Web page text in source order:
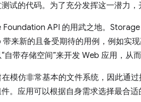
试的代码。为了充分发挥这一潜力
API 的用武之地。
带来新的且备受期待的用例，例如实
自带存储空间”来开发 Web 应用，从
模仿非常基本的文件系统，因此通
。应用可以根据自身需求选择最合